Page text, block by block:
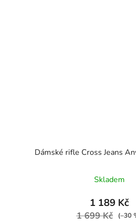
Dámské rifle Cross Jeans
Skladem
1 189 Kč
1 699 Kč (–30